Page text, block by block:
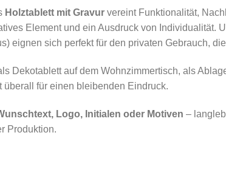
Holztablett mit Gravur vereint Funktionalität,
Element und ein Ausdruck von Individualität.
eignen sich perfekt für den privaten Gebrauch,
Dekotablett auf dem Wohnzimmertisch, als
für einen bleibenden Eindruck.
Logo, Initialen oder Motiven –
Produktion.